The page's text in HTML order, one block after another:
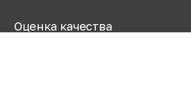
Оценка качества